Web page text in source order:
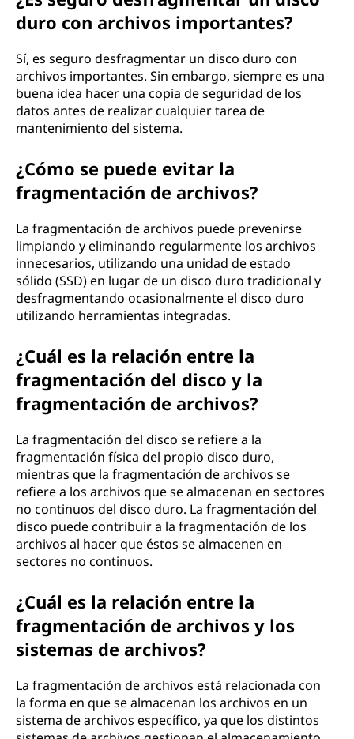
duro con archivos importantes?
Sí, es seguro desfragmentar un disco duro con
archivos importantes. Sin embargo, siempre es una
buena idea hacer una copia de seguridad de los
datos antes de realizar cualquier tarea de
mantenimiento del sistema.
¿Cómo se puede evitar la
fragmentación de archivos?
La fragmentación de archivos puede prevenirse
limpiando y eliminando regularmente los archivos
innecesarios, utilizando una unidad de estado
sólido (SSD) en lugar de un disco duro tradicional y
desfragmentando ocasionalmente el disco duro
utilizando herramientas integradas.
¿Cuál es la relación entre la
fragmentación del disco y la
fragmentación de archivos?
La fragmentación del disco se refiere a la
fragmentación física del propio disco duro,
mientras que la fragmentación de archivos se
refiere a los archivos que se almacenan en sectores
no continuos del disco duro. La fragmentación del
disco puede contribuir a la fragmentación de los
archivos al hacer que éstos se almacenen en
sectores no continuos.
¿Cuál es la relación entre la
fragmentación de archivos y los
sistemas de archivos?
La fragmentación de archivos está relacionada con
la forma en que se almacenan los archivos en un
sistema de archivos específico, ya que los distintos